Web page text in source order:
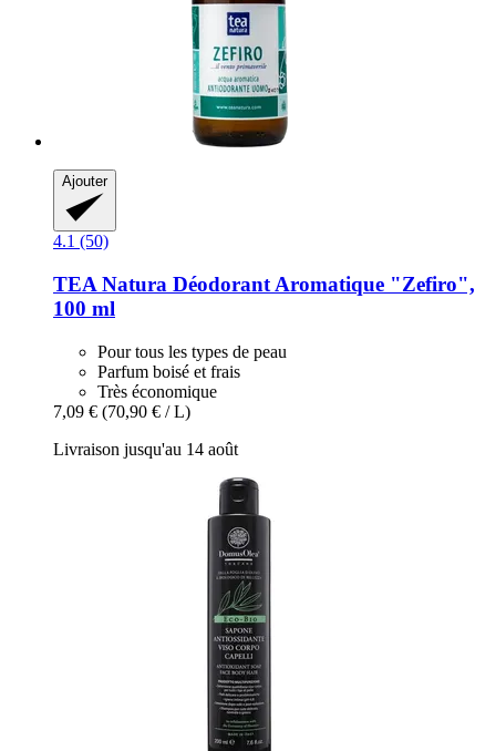
Ajouter
4.1 (50)
TEA Natura Déodorant Aromatique "Zefiro",
100 ml
Pour tous les types de peau
Parfum boisé et frais
Très économique
7,09 € (70,90 € / L)
Livraison jusqu'au 14 août